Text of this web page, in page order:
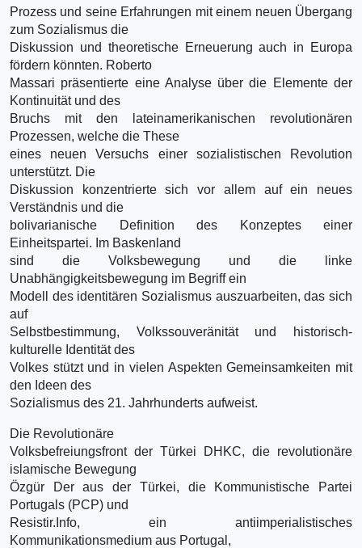
Prozess und seine Erfahrungen mit einem neuen Übergang
zum Sozialismus die
Diskussion und theoretische Erneuerung auch in Europa
fördern könnten. Roberto
Massari präsentierte eine Analyse über die Elemente der
Kontinuität und des
Bruchs mit den lateinamerikanischen revolutionären
Prozessen, welche die These
eines neuen Versuchs einer sozialistischen Revolution
unterstützt. Die
Diskussion konzentrierte sich vor allem auf ein neues
Verständnis und die
bolivarianische Definition des Konzeptes einer
Einheitspartei. Im Baskenland
sind die Volksbewegung und die linke
Unabhängigkeitsbewegung im Begriff ein
Modell des identitären Sozialismus auszuarbeiten, das sich
auf
Selbstbestimmung, Volkssouveränität und historisch-
kulturelle Identität des
Volkes stützt und in vielen Aspekten Gemeinsamkeiten mit
den Ideen des
Sozialismus des 21. Jahrhunderts aufweist.
Die Revolutionäre
Volksbefreiungsfront der Türkei DHKC, die revolutionäre
islamische Bewegung
Özgür Der aus der Türkei, die Kommunistische Partei
Portugals (PCP) und
Resistir.Info, ein antiimperialistisches
Kommunikationsmedium aus Portugal,